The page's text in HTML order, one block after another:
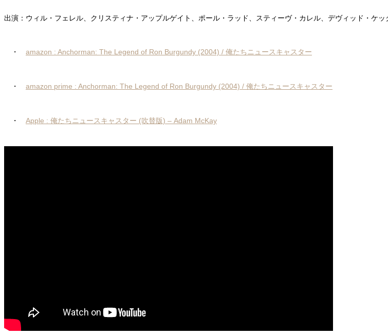
出演：ウィル・フェレル、クリスティナ・アップルゲイト、ポール・ラッド、スティーヴ・カレル、デヴィッド・ケッ
・ amazon : Anchorman: The Legend of Ron Burgundy (2004) / 俺たちニュースキャスター
・ amazon prime : Anchorman: The Legend of Ron Burgundy (2004) / 俺たちニュースキャスター
・ Apple : 俺たちニュースキャスター (吹替版) – Adam McKay